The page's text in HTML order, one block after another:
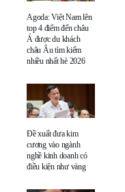
Agoda: Việt Nam lên
top 4 điểm đến châu
Á được du khách
châu Âu tìm kiếm
nhiều nhất hè 2026
Đề xuất đưa kim
cương vào ngành
nghề kinh doanh có
điều kiện như vàng